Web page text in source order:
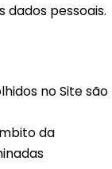
dados pessoais.
no Site são
da